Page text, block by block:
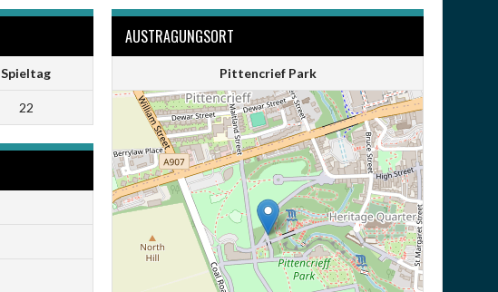
AUSTRAGUNGSORT
Pittencrief Park
Spieltag
22